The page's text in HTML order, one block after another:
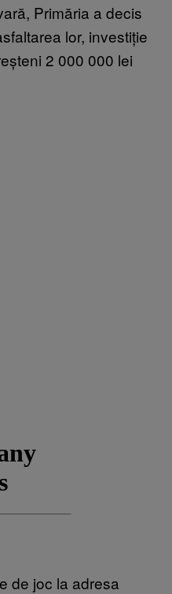
Primăria a decis
lor, investiție
2 000 000 lei
de joc la adresa